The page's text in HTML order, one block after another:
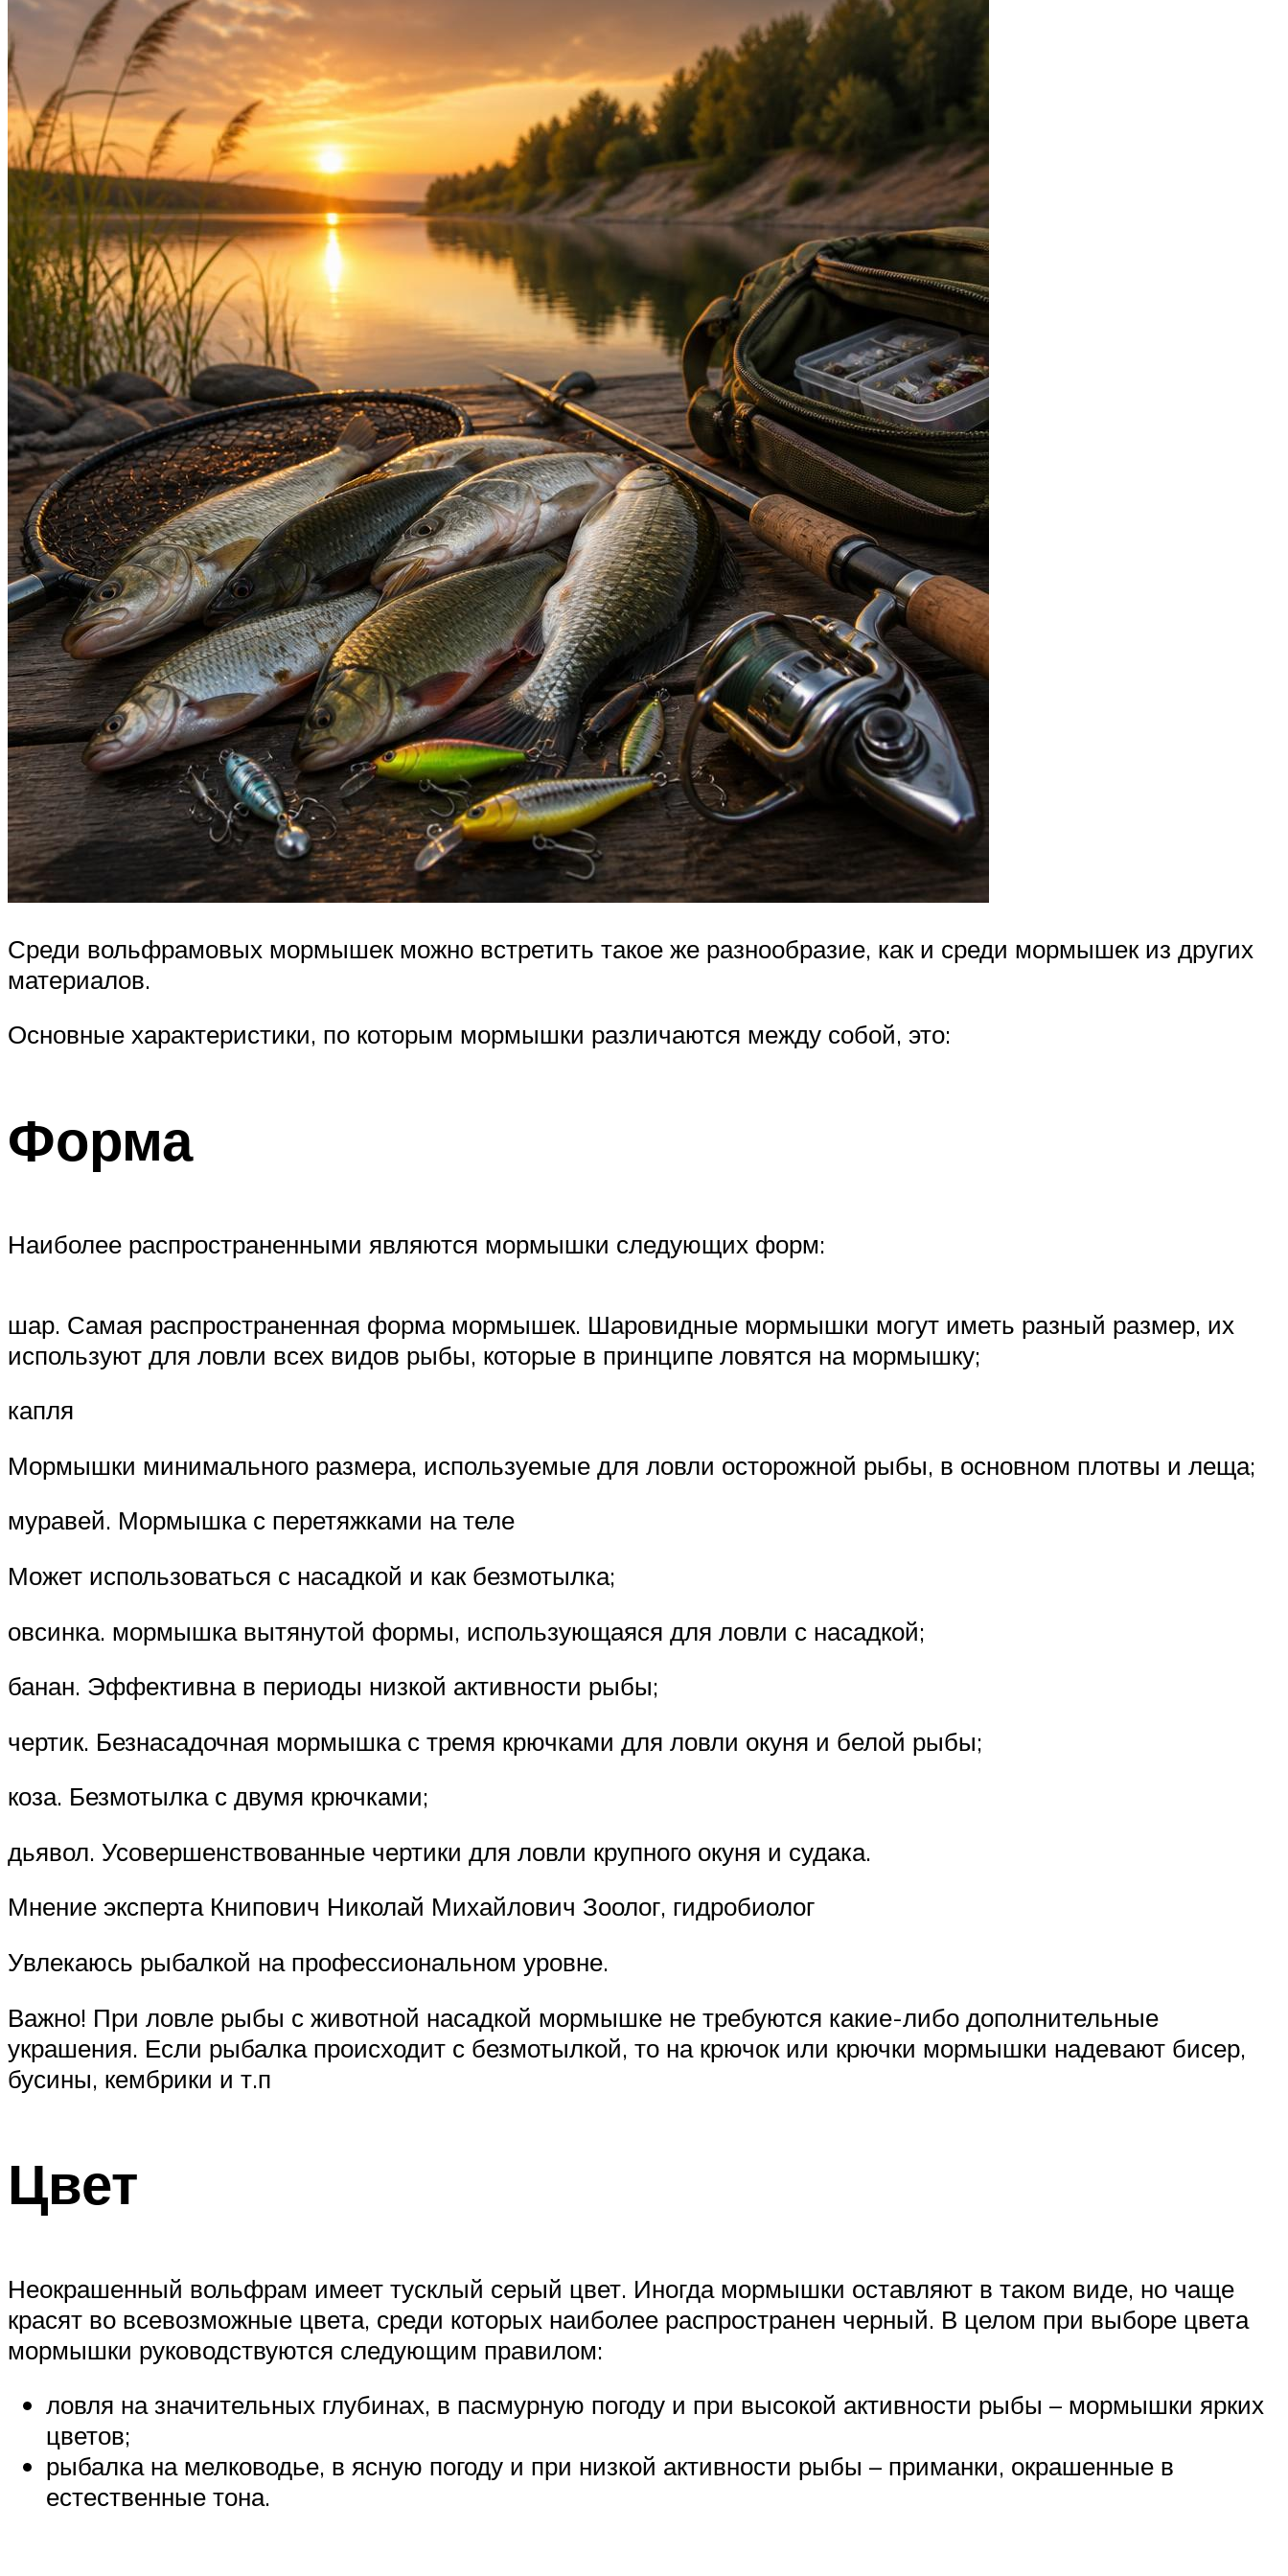
Среди вольфрамовых мормышек можно встретить такое же разнообразие, как и среди мормышек из других
материалов.
Основные характеристики, по которым мормышки различаются между собой, это:
Форма
Наиболее распространенными являются мормышки следующих форм:
шар. Самая распространенная форма мормышек. Шаровидные мормышки могут иметь разный размер, их
используют для ловли всех видов рыбы, которые в принципе ловятся на мормышку;
капля
Мормышки минимального размера, используемые для ловли осторожной рыбы, в основном плотвы и леща;
муравей. Мормышка с перетяжками на теле
Может использоваться с насадкой и как безмотылка;
овсинка. мормышка вытянутой формы, использующаяся для ловли с насадкой;
банан. Эффективна в периоды низкой активности рыбы;
чертик. Безнасадочная мормышка с тремя крючками для ловли окуня и белой рыбы;
коза. Безмотылка с двумя крючками;
дьявол. Усовершенствованные чертики для ловли крупного окуня и судака.
Мнение эксперта Книпович Николай Михайлович Зоолог, гидробиолог
Увлекаюсь рыбалкой на профессиональном уровне.
Важно! При ловле рыбы с животной насадкой мормышке не требуются какие-либо дополнительные
украшения. Если рыбалка происходит с безмотылкой, то на крючок или крючки мормышки надевают бисер,
бусины, кембрики и т.п
Цвет
Неокрашенный вольфрам имеет тусклый серый цвет. Иногда мормышки оставляют в таком виде, но чаще
красят во всевозможные цвета, среди которых наиболее распространен черный. В целом при выборе цвета
мормышки руководствуются следующим правилом:
ловля на значительных глубинах, в пасмурную погоду и при высокой активности рыбы – мормышки ярких
цветов;
рыбалка на мелководье, в ясную погоду и при низкой активности рыбы – приманки, окрашенные в
естественные тона.